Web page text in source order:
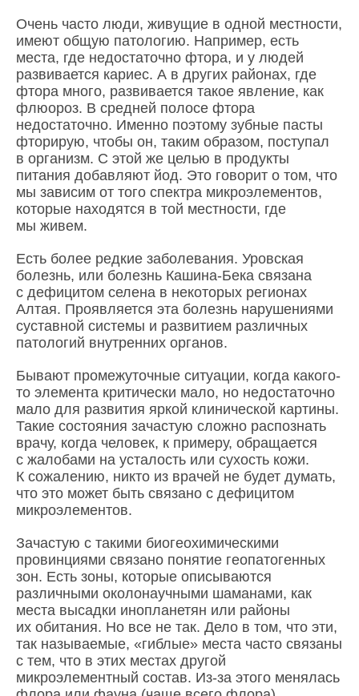
Очень часто люди, живущие в одной местности,
имеют общую патологию. Например, есть
места, где недостаточно фтора, и у людей
развивается кариес. А в других районах, где
фтора много, развивается такое явление, как
флюороз. В средней полосе фтора
недостаточно. Именно поэтому зубные пасты
фторирую, чтобы он, таким образом, поступал
в организм. С этой же целью в продукты
питания добавляют йод. Это говорит о том, что
мы зависим от того спектра микроэлементов,
которые находятся в той местности, где
мы живем.
Есть более редкие заболевания. Уровская
болезнь, или болезнь Кашина-Бека связана
с дефицитом селена в некоторых регионах
Алтая. Проявляется эта болезнь нарушениями
суставной системы и развитием различных
патологий внутренних органов.
Бывают промежуточные ситуации, когда какого-
то элемента критически мало, но недостаточно
мало для развития яркой клинической картины.
Такие состояния зачастую сложно распознать
врачу, когда человек, к примеру, обращается
с жалобами на усталость или сухость кожи.
К сожалению, никто из врачей не будет думать,
что это может быть связано с дефицитом
микроэлементов.
Зачастую с такими биогеохимическими
провинциями связано понятие геопатогенных
зон. Есть зоны, которые описываются
различными околонаучными шаманами, как
места высадки инопланетян или районы
их обитания. Но все не так. Дело в том, что эти,
так называемые, «гиблые» места часто связаны
с тем, что в этих местах другой
микроэлементный состав. Из-за этого менялась